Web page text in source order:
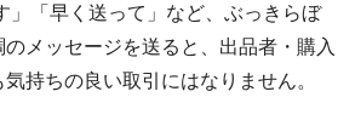
」「早く送って」など、ぶっきらぼ
メッセージを送ると、出品者・購入
持ちの良い取引にはなりません。